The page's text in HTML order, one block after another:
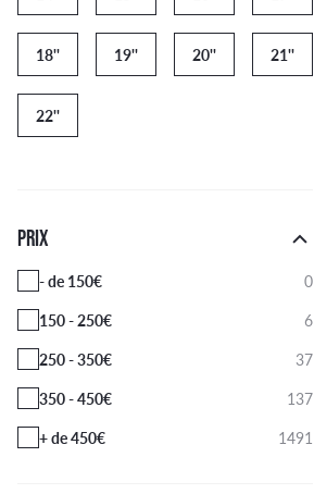
18'' 19'' 20'' 21''
22''
PRIX
- de 150€
0
150 - 250€
6
250 - 350€
37
350 - 450€
137
+ de 450€
1491